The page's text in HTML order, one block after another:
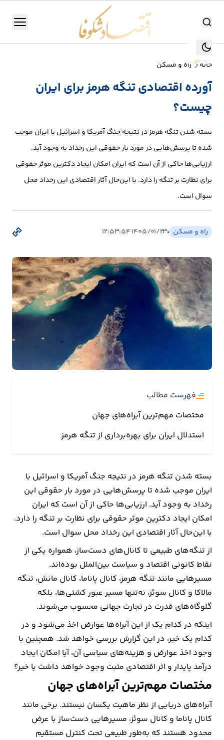
جستجو جستجو
منو
تولید
صنعت
انرژی
بورس
بیمه
اقتصاد
جهان
بازار
و
تجارت
و
اقتصاد
ارتباطات
خودرو
عمومی
نوتیف
شناور
خانه راه و مسکن
آورده اقتصادی تنگه هرمز برای ایران
چیست؟
بسته شدن تنگه هرمز در نتیجه جنگ آمریکا و اسرائیل با ایران موجب
شده تا پرسش‌هایی در مورد بار حقوقی این رخداد به وجود آید.
ارزیابی‌ها حاکی از آن است که ایران امکان ایجاد دکترین موثر حقوقی
برای نظارت بر تنگه را دارد. با این‌حال آثار اقتصادی این رخداد محل
سوال است.
راه و مسکن ۱۴۰۵/۰۱/۲۳ ۱۲:۵۳:۵۴
فهرست مطالب
مختصات مهم‌ترین آبراه‌های جهان
استدلال ایران برای بهره‌برداری از تنگه هرمز
بسته شدن تنگه هرمز در نتیجه جنگ آمریکا و اسرائیل با
ایران موجب شده تا پرسش‌هایی در مورد بار حقوقی این
رخداد به وجود آید. ارزیابی‌ها حاکی از آن است که ایران
امکان ایجاد دکترین موثر حقوقی برای نظارت بر تنگه را دارد.
با این‌حال آثار اقتصادی این رخداد محل سوال است.
از تنگه‌های طبیعی تا کانال‌های دست‌ساز، همواره یکی از
نقاط کانونی اقتصاد و سیاست بین‌الملل بوده‌اند.
مسیرهایی مانند تنگه هرمز، کانال پاناما، کانال مانش، تنگه
مالاکا و کانال سوئز، نه‌تنها مسیر عبور کشتی‌ها، بلکه
گلوگاه‌های قدرت در تجارت جهانی محسوب می‌شوند.
اینکه در کدام یک از این آبراه‌ها عوارض اخذ می‌شود و در
کدام یک خیر، در این گزارش بررسی خواهد شد. همچنین با
وجود اخذ عوارض و هزینه‌های سیاسی آن، آیا امکان ایجاد
درآمد پایدار و اثر اقتصادی مثبت وجود خواهد داشت یا خیر؟
مختصات مهم‌ترین آبراه‌های جهان
آبراه‌های دریایی از نظر ماهیت یکسان نیستند. برخی مانند
کانال پاناما و کانال سوئز، مسیرهایی دست‌ساز با عرض
محدود هستند که به‌طور طبیعی تحت کنترل مستقیم